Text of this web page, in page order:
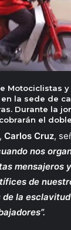
Motociclistas
la sede de
Durante la
el
Carlos Cruz,
nos
mensajeros
de
de la